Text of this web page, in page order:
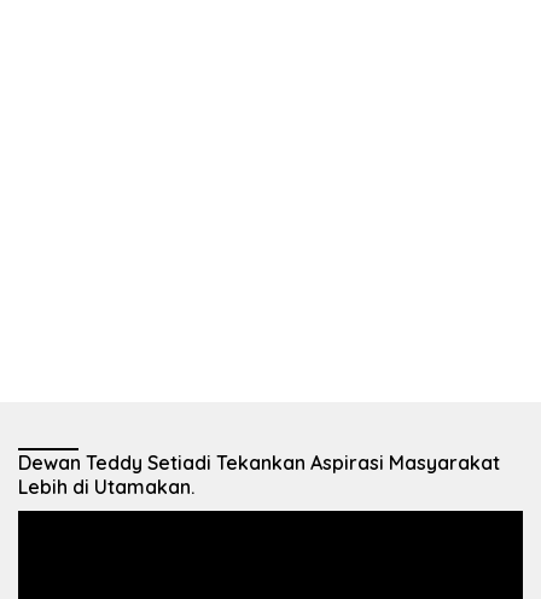
Dewan Teddy Setiadi Tekankan Aspirasi Masyarakat
Lebih di Utamakan.